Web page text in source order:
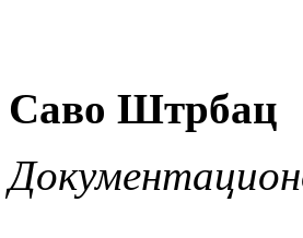
Саво Штрбац